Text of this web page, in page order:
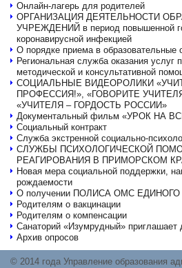
Онлайн-лагерь для родителей
ОРГАНИЗАЦИЯ ДЕЯТЕЛЬНОСТИ
УЧРЕЖДЕНИЙ в период повышенной
коронавирусной инфекцией
О порядке приема в образовательные
Региональная служба оказания услуг
методической и консультативной
СОЦИАЛЬНЫЕ ВИДЕОРОЛИКИ
ПРОФЕССИЯ!», «ГОВОРИТЕ
«УЧИТЕЛЯ – ГОРДОСТЬ РОССИИ»
Документальный фильм «УРОК НА
Социальный контракт
Служба экстренной социально-
СЛУЖБЫ ПСИХОЛОГИЧЕСКОЙ
РЕАГИРОВАНИЯ В ПРИМОРСКОМ
Новая мера социальной поддержки,
рождаемости
О получении ПОЛИСА ОМС
Родителям о вакцинации
Родителям о компенсации
Санаторий «Изумрудный» приглашает
Архив опросов
© 2014 года Управление образования